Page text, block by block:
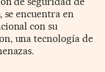
se encuentra en
con su
una tecnología de